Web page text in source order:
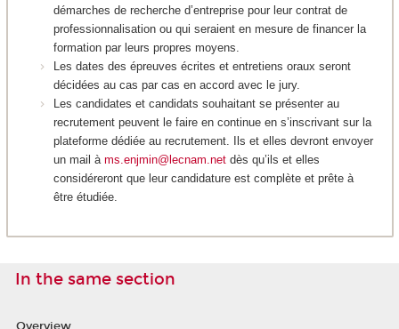
démarches de recherche d’entreprise pour leur contrat de
professionnalisation ou qui seraient en mesure de financer la
formation par leurs propres moyens.
Les dates des épreuves écrites et entretiens oraux seront
décidées au cas par cas en accord avec le jury.
Les candidates et candidats souhaitant se présenter au
recrutement peuvent le faire en continue en s’inscrivant sur la
plateforme dédiée au recrutement. Ils et elles devront envoyer
un mail à ms.enjmin@lecnam.net dès qu’ils et elles
considéreront que leur candidature est complète et prête à
être étudiée.
In the same section